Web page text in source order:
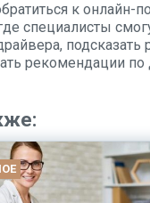
к онлайн-
специалисты
подсказать
рекомендации